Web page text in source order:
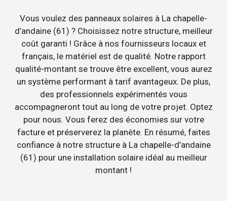
Vous voulez des panneaux solaires à La chapelle-
d’andaine (61) ? Choisissez notre structure, meilleur
coût garanti ! Grâce à nos fournisseurs locaux et
français, le matériel est de qualité. Notre rapport
qualité-montant se trouve être excellent, vous aurez
un système performant à tarif avantageux. De plus,
des professionnels expérimentés vous
accompagneront tout au long de votre projet. Optez
pour nous. Vous ferez des économies sur votre
facture et préserverez la planète. En résumé, faites
confiance à notre structure à La chapelle-d’andaine
(61) pour une installation solaire idéal au meilleur
montant !